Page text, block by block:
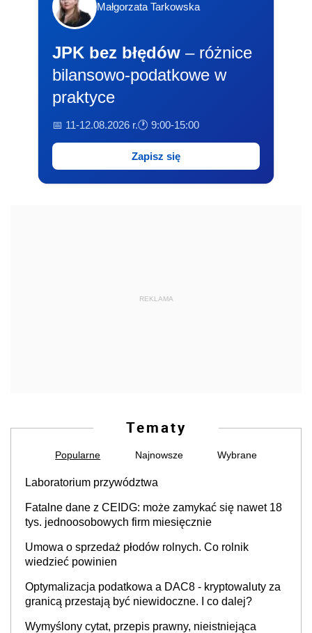
Małgorzata Tarkowska
JPK bez błędów – różnice
bilansowo-podatkowe w
praktyce
📅 11-12.08.2026 r.🕐 9:00-15:00
Zapisz się
REKLAMA
Tematy
Popularne Najnowsze Wybrane
Laboratorium przywództwa
Fatalne dane z CEIDG: może zamykać się nawet 18
tys. jednoosobowych firm miesięcznie
Umowa o sprzedaż płodów rolnych. Co rolnik
wiedzieć powinien
Optymalizacja podatkowa a DAC8 - kryptowaluty za
granicą przestają być niewidoczne. I co dalej?
Wymyślony cytat, przepis prawny, nieistniejąca